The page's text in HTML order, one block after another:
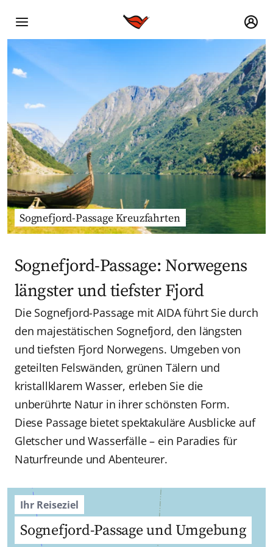
Sognefjord-Passage Kreuzfahrten
Sognefjord-Passage: Norwegens
längster und tiefster Fjord
Die Sognefjord-Passage mit AIDA führt Sie durch
den majestätischen Sognefjord, den längsten
und tiefsten Fjord Norwegens. Umgeben von
geteilten Felswänden, grünen Tälern und
kristallklarem Wasser, erleben Sie die
unberührte Natur in ihrer schönsten Form.
Diese Passage bietet spektakuläre Ausblicke auf
Gletscher und Wasserfälle – ein Paradies für
Naturfreunde und Abenteurer.
Ihr Reiseziel
Sognefjord-Passage und Umgebung